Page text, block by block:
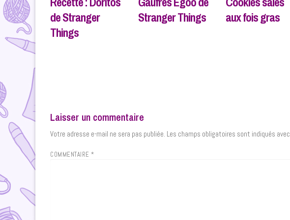
de Stranger
Things
Stranger Things
aux fois gras
Laisser un commentaire
Votre adresse e-mail ne sera pas publiée. Les champs obligatoires sont indiqués avec
COMMENTAIRE *